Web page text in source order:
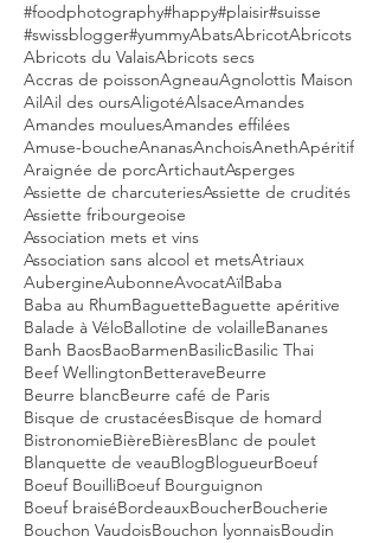
#foodphotography#happy#plaisir#suisse
#swissblogger#yummyAbatsAbricotAbricots
Abricots du ValaisAbricots secs
Accras de poissonAgneauAgnolottis Maison
AilAil des oursAligotéAlsaceAmandes
Amandes mouluesAmandes effilées
Amuse-boucheAnanasAnchoisAnethApéritif
Araignée de porcArtichautAsperges
Assiette de charcuteriesAssiette de crudités
Assiette fribourgeoise
Association mets et vins
Association sans alcool et metsAtriaux
AubergineAubonneAvocatAïlBaba
Baba au RhumBaguetteBaguette apéritive
Balade à VéloBallotine de volailleBananes
Banh BaosBaoBarmenBasilicBasilic Thai
Beef WellingtonBetteraveBeurre
Beurre blancBeurre café de Paris
Bisque de crustacéesBisque de homard
BistronomieBièreBièresBlanc de poulet
Blanquette de veauBlogBlogueurBoeuf
Boeuf BouilliBoeuf Bourguignon
Boeuf braiséBordeauxBoucherBoucherie
Bouchon VaudoisBouchon lyonnaisBoudin